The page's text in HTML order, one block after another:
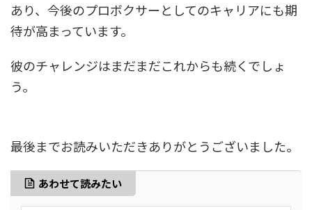
あり、今後のプロボクサーとしてのキャリアにも期
待が高まっています。
彼のチャレンジはまだまだこれからも続くでしょ
う。
最後までお読みいただきありがとうございました。
あわせて読みたい